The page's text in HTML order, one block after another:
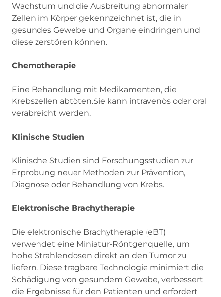
Wachstum und die Ausbreitung abnormaler
Zellen im Körper gekennzeichnet ist, die in
gesundes Gewebe und Organe eindringen und
diese zerstören können.
Chemotherapie
Eine Behandlung mit Medikamenten, die
Krebszellen abtöten.Sie kann intravenös oder oral
verabreicht werden.
Klinische Studien
Klinische Studien sind Forschungsstudien zur
Erprobung neuer Methoden zur Prävention,
Diagnose oder Behandlung von Krebs.
Elektronische Brachytherapie
Die elektronische Brachytherapie (eBT)
verwendet eine Miniatur-Röntgenquelle, um
hohe Strahlendosen direkt an den Tumor zu
liefern. Diese tragbare Technologie minimiert die
Schädigung von gesundem Gewebe, verbessert
die Ergebnisse für den Patienten und erfordert